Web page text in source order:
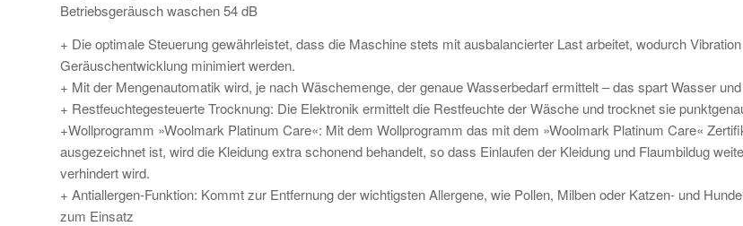
Betriebsgeräusch waschen 54 dB
+ Die optimale Steuerung gewährleistet, dass die Maschine stets mit ausbalancierter Last arbeitet, wodurch
Geräuschentwicklung minimiert werden.
+ Mit der Mengenautomatik wird, je nach Wäschemenge, der genaue Wasserbedarf ermittelt – das spart Wasser
+ Restfeuchtegesteuerte Trocknung: Die Elektronik ermittelt die Restfeuchte der Wäsche und trocknet sie
+Wollprogramm »Woolmark Platinum Care«: Mit dem Wollprogramm das mit dem »Woolmark Platinum Care«
ausgezeichnet ist, wird die Kleidung extra schonend behandelt, so dass Einlaufen der Kleidung und Flaumbildug
verhindert wird.
+ Antiallergen-Funktion: Kommt zur Entfernung der wichtigsten Allergene, wie Pollen, Milben oder Katzen- und
zum Einsatz